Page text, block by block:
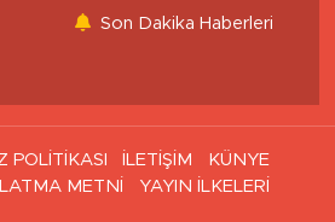
Son Dakika Haberleri
POLİTİKASI İLETİŞİM
KÜNYE
METNİ
YAYIN İLKELERİ